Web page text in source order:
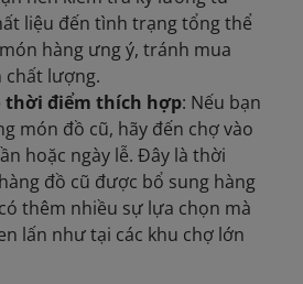
liệu đến tình trạng tổng thể
hàng ưng ý, tránh mua
chất lượng.
thời điểm thích hợp: Nếu bạn
món đồ cũ, hãy đến chợ vào
hoặc ngày lễ. Đây là thời
đồ cũ được bổ sung hàng
thêm nhiều sự lựa chọn mà
lấn như tại các khu chợ lớn